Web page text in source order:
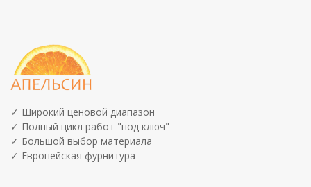
✓ Широкий ценовой диапазон
✓ Полный цикл работ "под ключ"
✓ Большой выбор материала
✓ Европейская фурнитура